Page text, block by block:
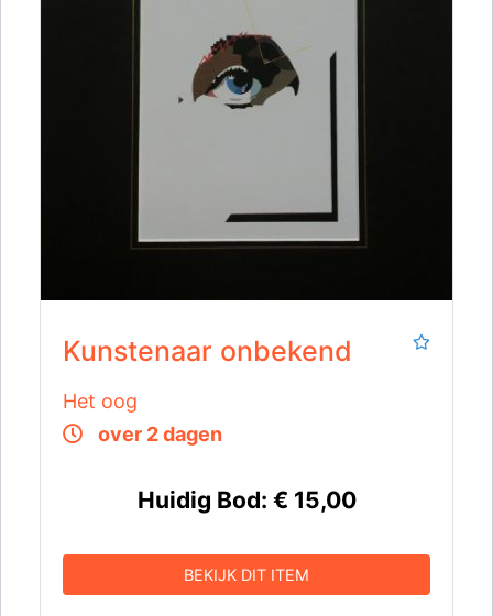
Kunstenaar onbekend
Het oog
over 2 dagen
Huidig Bod: € 15,00
BEKIJK DIT ITEM